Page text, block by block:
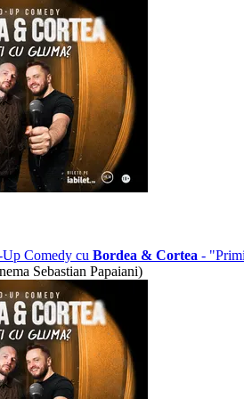
Up Comedy cu Bordea & Cortea -
Sebastian Papaiani)